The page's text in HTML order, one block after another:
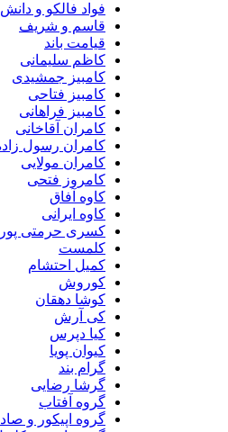
فواد فالکو و دانش عسکری
قاسم و شریف
قیامت باند
کاظم سلیمانی
کامبیز جمشیدی
کامبیز فتاحی
کامبیز فراهانی
کامران آقاخانی
کامران رسول زاده
کامران مولایی
کامروز فتحی
کاوه آفاق
کاوه ایرانی
کسری حرمتی پور
کلمست
کمیل احتشام
کوروش
کوشا دهقان
کی آرش
کیا دپرس
کیوان پویا
گرام بند
گرشا رضایی
گروه آفتاب
گروه اپیکور و صادق